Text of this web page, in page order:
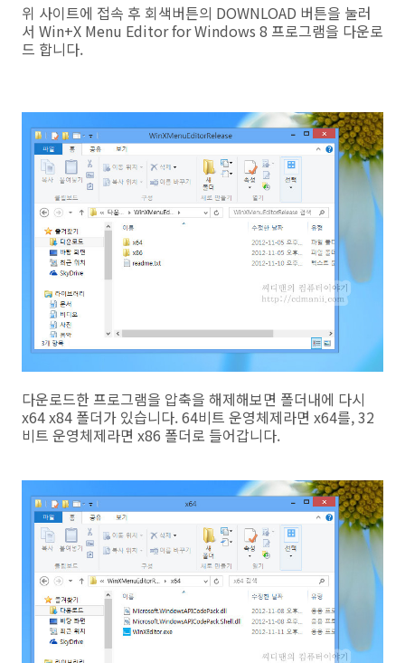
위 사이트에 접속 후 회색버튼의 DOWNLOAD 버튼을 눌러
서 Win+X Menu Editor for Windows 8 프로그램을 다운로
드 합니다.
다운로드한 프로그램을 압축을 해제해보면 폴더내에 다시
x64 x84 폴더가 있습니다. 64비트 운영체제라면 x64를, 32
비트 운영체제라면 x86 폴더로 들어갑니다.